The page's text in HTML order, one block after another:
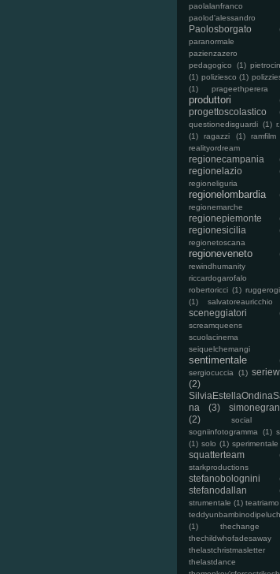
paolalanfranco
paolod'alessandro
Paolosborgato
paranormale
pazienzazero
pedagogico
(1)
(1) poliziesco (1)
(1)
prageethperera
produttori
progettoscolastico
questionedisguardi (1)
(1)
ragazzi (1) ramfilm
realityordream
regionecampania
regionelazio
regioneliguria
regionelombardia
regionemarche
regionepiemonte
regionesicilia
regionetoscana
regioneveneto
rewindhumanity
riccardogarofalo
robertoricci (1)
(1)
salvatoreauricchio
sceneggiatori
screamqueens
scuolacinema
seiquelchemangi
sentimentale
sergiocuccia (1)
(2)
na
(3)
(2)
social
sogniinfotogramma
(1)
(1) solo (1) sperimentale
squatterteam
starkproductions
stefanobolognini
stefanodallan
strumentale (1) teatriamo
(1)
thechange
thechildwhofadesaway
thelastchristmasletter
thelastdance